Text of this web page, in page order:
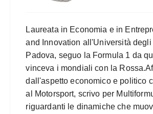
Laureata in Economia e in
and Innovation all'Università degli
Padova, seguo la Formula 1 da
vinceva i mondiali con la
dall'aspetto economico e politico
al Motorsport, scrivo per
riguardanti le dinamiche che